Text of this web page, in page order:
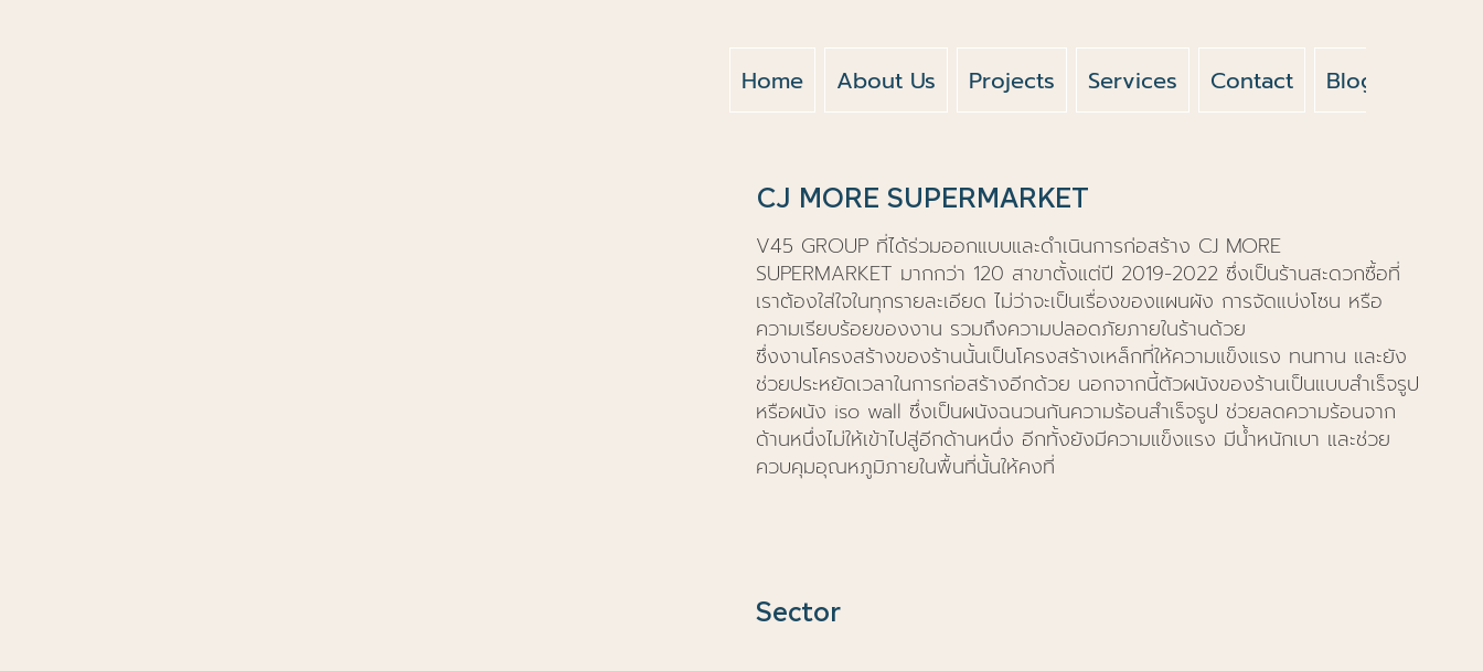
Home About Us Projects Services Contact Blog
CJ MORE SUPERMARKET
V45 GROUP ที่ได้ร่วมออกแบบและดำเนินการก่อสร้าง CJ MORE
SUPERMARKET มากกว่า 120 สาขาตั้งแต่ปี 2019-2022 ซึ่งเป็นร้านสะดวกซื้อที่
เราต้องใส่ใจในทุกรายละเอียด ไม่ว่าจะเป็นเรื่องของแผนผัง การจัดแบ่งโซน หรือ
ความเรียบร้อยของงาน รวมถึงความปลอดภัยภายในร้านด้วย
ซึ่งงานโครงสร้างของร้านนั้นเป็นโครงสร้างเหล็กที่ให้ความแข็งแรง ทนทาน และยัง
ช่วยประหยัดเวลาในการก่อสร้างอีกด้วย นอกจากนี้ตัวผนังของร้านเป็นแบบสำเร็จรูป
หรือผนัง iso wall ซึ่งเป็นผนังฉนวนกันความร้อนสำเร็จรูป ช่วยลดความร้อนจาก
ด้านหนึ่งไม่ให้เข้าไปสู่อีกด้านหนึ่ง อีกทั้งยังมีความแข็งแรง มีน้ำหนักเบา และช่วย
ควบคุมอุณหภูมิภายในพื้นที่นั้นให้คงที่
Sector